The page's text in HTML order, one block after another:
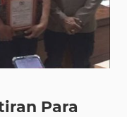
Para